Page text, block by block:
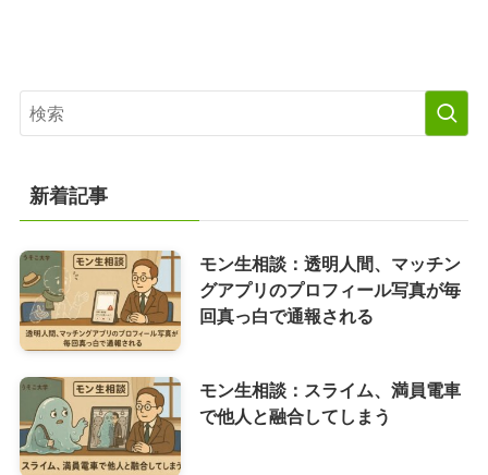
新着記事
モン生相談：透明人間、マッチン
グアプリのプロフィール写真が毎
回真っ白で通報される
モン生相談：スライム、満員電車
で他人と融合してしまう